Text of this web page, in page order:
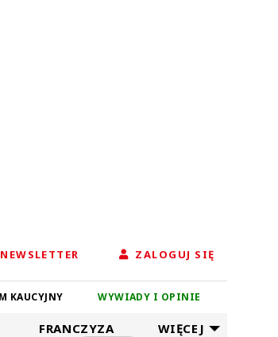
NEWSLETTER ZALOGUJ SIĘ
KAUCYJNY WYWIADY I OPINIE
FRANCZYZA WIĘCEJ